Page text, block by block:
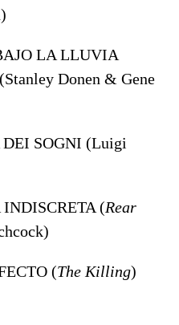
LA LLUVIA
Donen & Gene
SOGNI (Luigi
(Rear
(The Killing)